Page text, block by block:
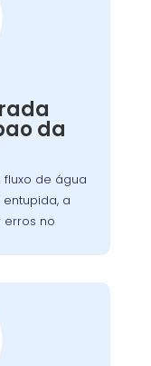
da
fluxo de água
entupida, a
no
de
de água
no
de lavagem.
são causas
da válvula é
de água.